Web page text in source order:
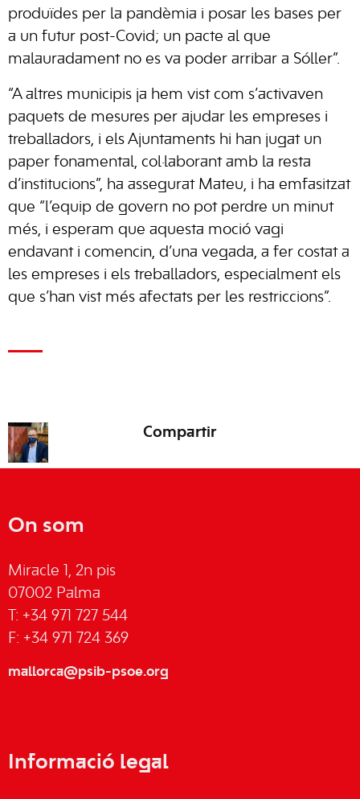
produïdes per la pandèmia i posar les bases per
a un futur post-Covid; un pacte al que
malauradament no es va poder arribar a Sóller”.
“A altres municipis ja hem vist com s’activaven
paquets de mesures per ajudar les empreses i
treballadors, i els Ajuntaments hi han jugat un
paper fonamental, col·laborant amb la resta
d’institucions”, ha assegurat Mateu, i ha emfasitzat
que “l’equip de govern no pot perdre un minut
més, i esperam que aquesta moció vagi
endavant i comencin, d’una vegada, a fer costat a
les empreses i els treballadors, especialment els
que s’han vist més afectats per les restriccions”.
Compartir
On som
Miracle 1, 2n pis
07002 Palma
T: +34 971 727 544
F: +34 971 724 369
mallorca@psib-psoe.org
Informació legal